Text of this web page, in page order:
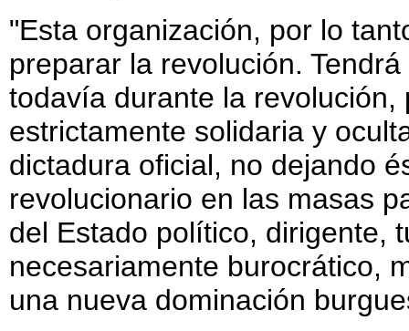
"Esta organización, por lo
preparar la revolución.
todavía durante la
estrictamente solidaria y
dictadura oficial, no dejando
revolucionario en las masas
del Estado político, dirigente,
necesariamente burocrático,
una nueva dominación